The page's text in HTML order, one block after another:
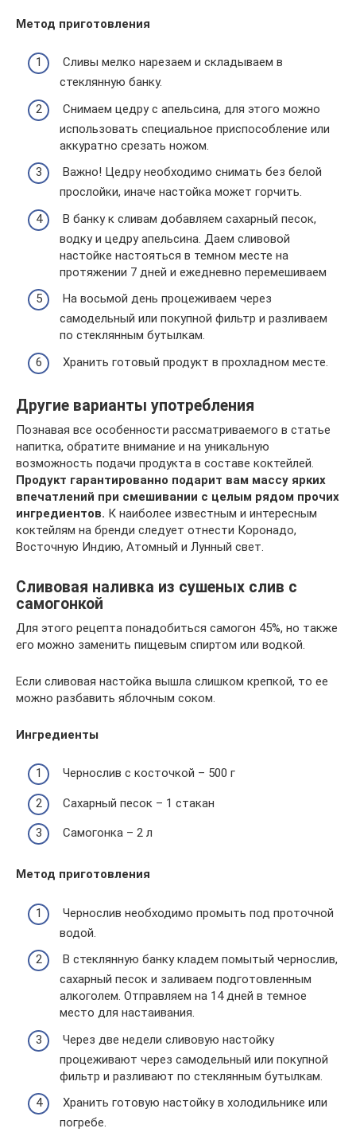
Метод приготовления
Сливы мелко нарезаем и складываем в
стеклянную банку.
Снимаем цедру с апельсина, для этого можно
использовать специальное приспособление или
аккуратно срезать ножом.
Важно! Цедру необходимо снимать без белой
прослойки, иначе настойка может горчить.
В банку к сливам добавляем сахарный песок,
водку и цедру апельсина. Даем сливовой
настойке настояться в темном месте на
протяжении 7 дней и ежедневно перемешиваем
На восьмой день процеживаем через
самодельный или покупной фильтр и разливаем
по стеклянным бутылкам.
Хранить готовый продукт в прохладном месте.
Другие варианты употребления
Познавая все особенности рассматриваемого в статье
напитка, обратите внимание и на уникальную
возможность подачи продукта в составе коктейлей.
Продукт гарантированно подарит вам массу ярких
впечатлений при смешивании с целым рядом прочих
ингредиентов. К наиболее известным и интересным
коктейлям на бренди следует отнести Коронадо,
Восточную Индию, Атомный и Лунный свет.
Сливовая наливка из сушеных слив с
самогонкой
Для этого рецепта понадобиться самогон 45%, но также
его можно заменить пищевым спиртом или водкой.
Если сливовая настойка вышла слишком крепкой, то ее
можно разбавить яблочным соком.
Ингредиенты
Чернослив с косточкой – 500 г
Сахарный песок – 1 стакан
Самогонка – 2 л
Метод приготовления
Чернослив необходимо промыть под проточной
водой.
В стеклянную банку кладем помытый чернослив,
сахарный песок и заливаем подготовленным
алкоголем. Отправляем на 14 дней в темное
место для настаивания.
Через две недели сливовую настойку
процеживают через самодельный или покупной
фильтр и разливают по стеклянным бутылкам.
Хранить готовую настойку в холодильнике или
погребе.